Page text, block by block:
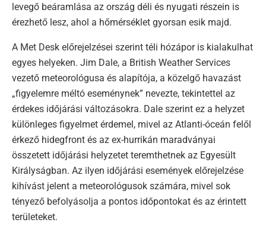
levegő beáramlása az ország déli és nyugati részein is
érezhető lesz, ahol a hőmérséklet gyorsan esik majd.
A Met Desk előrejelzései szerint téli hózápor is kialakulhat
egyes helyeken. Jim Dale, a British Weather Services
vezető meteorológusa és alapítója, a közelgő havazást
„figyelemre méltó eseménynek” nevezte, tekintettel az
érdekes időjárási változásokra. Dale szerint ez a helyzet
különleges figyelmet érdemel, mivel az Atlanti-óceán felől
érkező hidegfront és az ex-hurrikán maradványai
összetett időjárási helyzetet teremthetnek az Egyesült
Királyságban. Az ilyen időjárási események előrejelzése
kihívást jelent a meteorológusok számára, mivel sok
tényező befolyásolja a pontos időpontokat és az érintett
területeket.